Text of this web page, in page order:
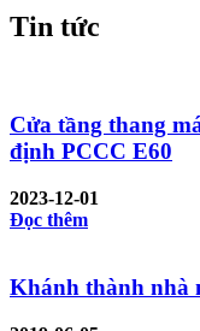
Tin tức
Cửa tầng thang
định PCCC E60
2023-12-01
Đọc thêm
Khánh thành nhà